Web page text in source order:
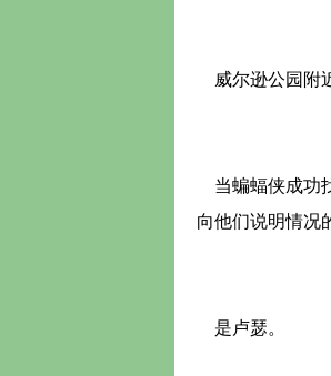
威尔逊公园附
当蝙蝠侠成功
向他们说明情况
是卢瑟。